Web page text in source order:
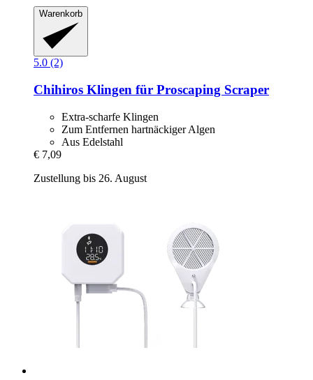
Warenkorb
5.0 (2)
Chihiros Klingen für Proscaping Scraper
Extra-scharfe Klingen
Zum Entfernen hartnäckiger Algen
Aus Edelstahl
€ 7,09
Zustellung bis 26. August